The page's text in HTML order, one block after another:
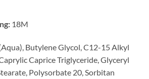
18M
Butylene Glycol, C12-15 Alkyl
Caprice Triglyceride, Glyceryl
Polysorbate 20, Sorbitan